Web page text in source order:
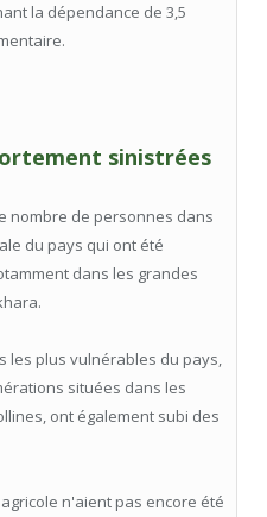
la dépendance de 3,5
sinistrées
nombre de personnes dans
du pays qui ont été
dans les grandes
les plus vulnérables du pays,
situées dans les
ont également subi des
n'aient pas encore été